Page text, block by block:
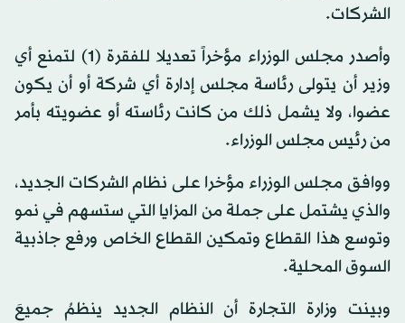
الشركات.
وأصدر مجلس الوزراء مؤخراً تعديلا للفقرة (1) لتمنع أي
وزير أن يتولى رئاسة مجلس إدارة أي شركة أو أن يكون
عضوا، ولا يشمل ذلك من كانت رئاسته أو عضويته بأمر
من رئيس مجلس الوزراء.
ووافق مجلس الوزراء مؤخرا على نظام الشركات الجديد،
والذي يشتمل على جملة من المزايا التي ستسهم في نمو
وتوسع هذا القطاع وتمكين القطاع الخاص ورفع جاذبية
السوق المحلية.
وبينت وزارة التجارة أن النظام الجديد ينظمُ جميعَ